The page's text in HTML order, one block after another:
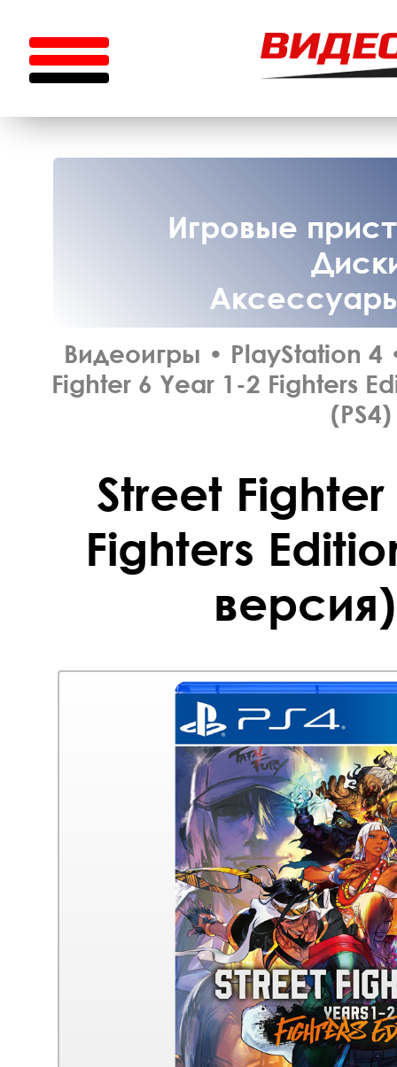
Игровые
Видеоигры • PlayStation 4
Fighter 6 Year 1-2 Fighters
(PS4)
Street
Fighters